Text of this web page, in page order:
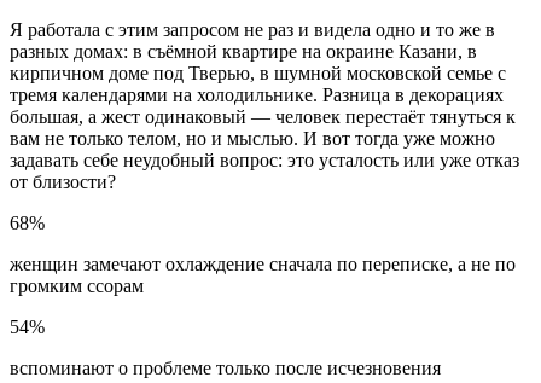
Я работала с этим запросом не раз и видела одно и то же в
разных домах: в съёмной квартире на окраине Казани, в
кирпичном доме под Тверью, в шумной московской семье с
тремя календарями на холодильнике. Разница в декорациях
большая, а жест одинаковый — человек перестаёт тянуться к
вам не только телом, но и мыслью. И вот тогда уже можно
задавать себе неудобный вопрос: это усталость или уже отказ
от близости?
68%
женщин замечают охлаждение сначала по переписке, а не по
громким ссорам
54%
вспоминают о проблеме только после исчезновения